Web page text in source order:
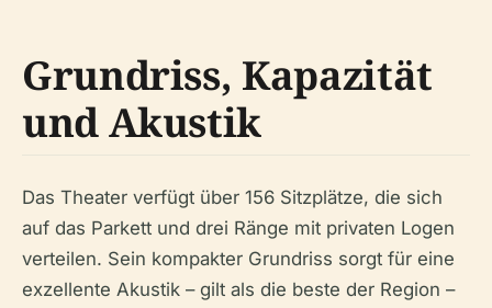
Grundriss, Kapazität
und Akustik
Das Theater verfügt über 156 Sitzplätze, die sich
auf das Parkett und drei Ränge mit privaten Logen
verteilen. Sein kompakter Grundriss sorgt für eine
exzellente Akustik – gilt als die beste der Region –